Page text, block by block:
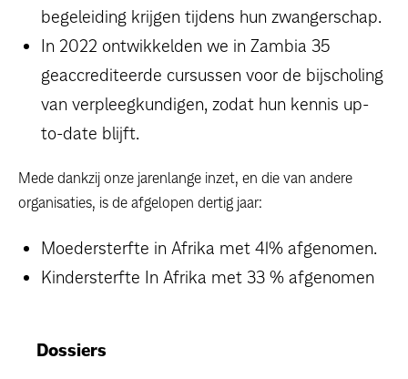
begeleiding krijgen tijdens hun zwangerschap.
In 2022 ontwikkelden we in Zambia 35
geaccrediteerde cursussen voor de bijscholing
van verpleegkundigen, zodat hun kennis up-
to-date blijft.
Mede dankzij onze jarenlange inzet, en die van andere
organisaties, is de afgelopen dertig jaar:
Moedersterfte in Afrika met 41% afgenomen.
Kindersterfte In Afrika met 33 % afgenomen
Dossiers